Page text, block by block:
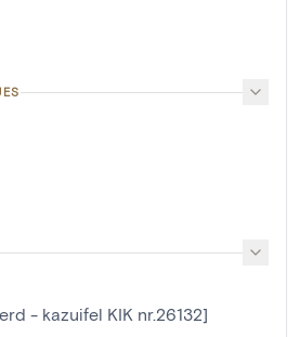
- kazuifel KIK nr.26132]